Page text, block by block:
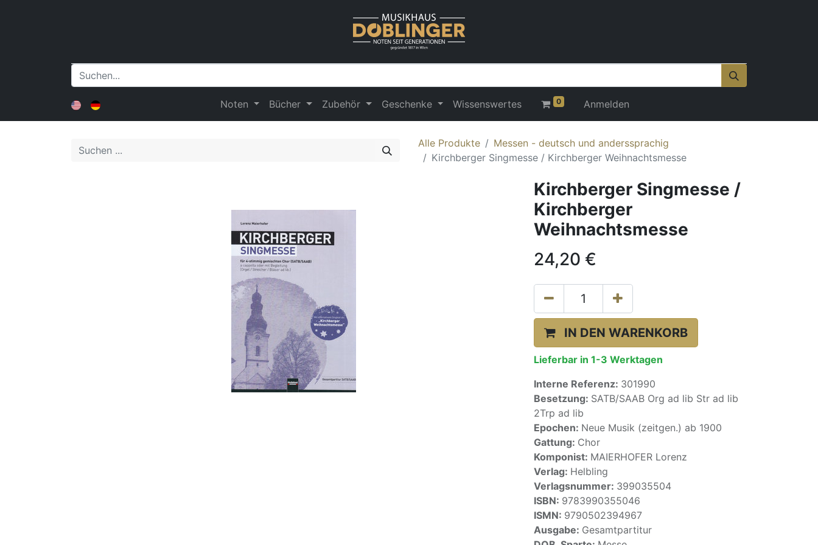
Noten Bücher Zubehör Geschenke Wissenswertes 0 Anmelden
Alle Produkte
Messen - deutsch und anderssprachig
Kirchberger Singmesse / Kirchberger Weihnachtsmesse
Kirchberger Singmesse /
Kirchberger
Weihnachtsmesse
24,20 €
IN DEN WARENKORB
Lieferbar in 1-3 Werktagen
Interne Referenz: 301990
Besetzung: SATB/SAAB Org ad lib Str ad lib
2Trp ad lib
Epochen: Neue Musik (zeitgen.) ab 1900
Gattung: Chor
Komponist: MAIERHOFER Lorenz
Verlag: Helbling
Verlagsnummer: 399035504
ISBN: 9783990355046
ISMN: 9790502394967
Ausgabe: Gesamtpartitur